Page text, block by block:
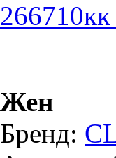
Жен
Бренд: